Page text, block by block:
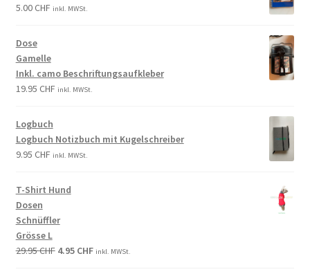
5.00CHF inkl. MWSt.
Dose
Gamelle
Inkl. camo Beschriftungsaufkleber
19.95 CHF inkl. MWSt.
Logbuch
Logbuch Notizbuch mit Kugelschreiber
9.95 CHF inkl. MWSt.
T-Shirt Hund
Dosen
Schnüffler
Grösse L
29.95CHF 4.95 CHF inkl. MWSt.